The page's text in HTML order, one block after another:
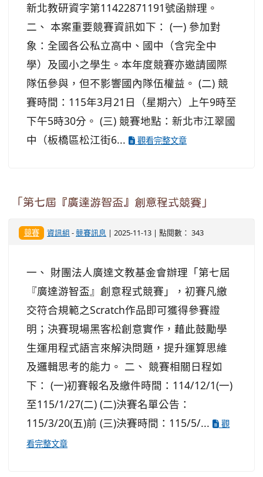
新北教研資字第11422871191號函辦理。
二、 本案重要競賽資訊如下： (一) 參加對
象：全國各公私立高中、國中（含完全中
學）及國小之學生。本年度競賽亦邀請國際
隊伍參與，但不影響國內隊伍權益。 (二) 競
賽時間：115年3月21日（星期六）上午9時至
下午5時30分。 (三) 競賽地點：新北市江翠國
中（板橋區松江街6...
觀看完整文章
「第七屆『廣達游智盃』創意程式競賽」
競賽 資訊組 -競賽訊息 | 2025-11-13 | 點閱數： 343
一、 財團法人廣達文教基金會辦理「第七屆
『廣達游智盃』創意程式競賽」，初賽凡繳
交符合規範之Scratch作品即可獲得參賽證
明；決賽現場黑客松創意實作，藉此鼓勵學
生運用程式語言來解決問題，提升運算思維
及邏輯思考的能力。 二、 競賽相關日程如
下： (一)初賽報名及繳件時間：114/12/1(一)
至115/1/27(二) (二)決賽名單公告：
115/3/20(五)前 (三)決賽時間：115/5/...
觀
看完整文章